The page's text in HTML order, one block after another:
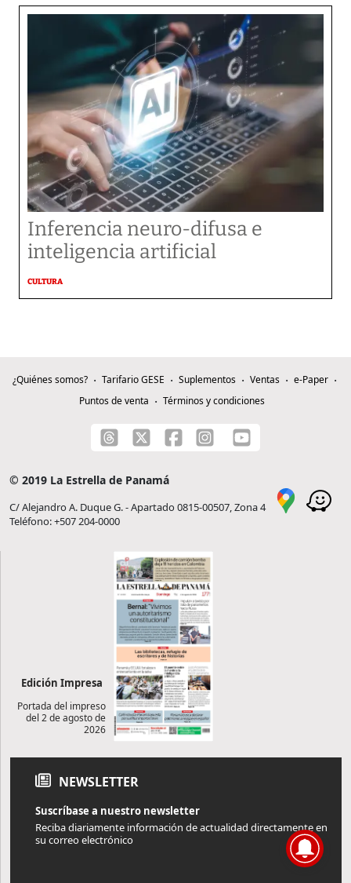
Inferencia neuro-difusa e
inteligencia artificial
CULTURA
¿Quiénes somos? Tarifario GESE Suplementos Ventas
e-Paper
Puntos de venta
Términos y condiciones
© 2019 La Estrella de Panamá
C/ Alejandro A. Duque G. - Apartado 0815-00507, Zona 4
Teléfono: +507 204-0000
Edición Impresa
Portada del impreso
del 2 de agosto de
2026
NEWSLETTER
Suscríbase a nuestro newsletter
Reciba diariamente información de actualidad directamente en
su correo electrónico